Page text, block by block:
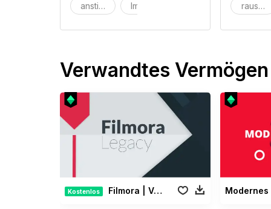
anstieg Impuls transformation
Verwandtes Vermögen
Kostenlos Filmora | Vermächtnis Paket